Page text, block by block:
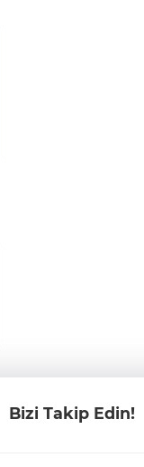
Bizi Takip Edin!